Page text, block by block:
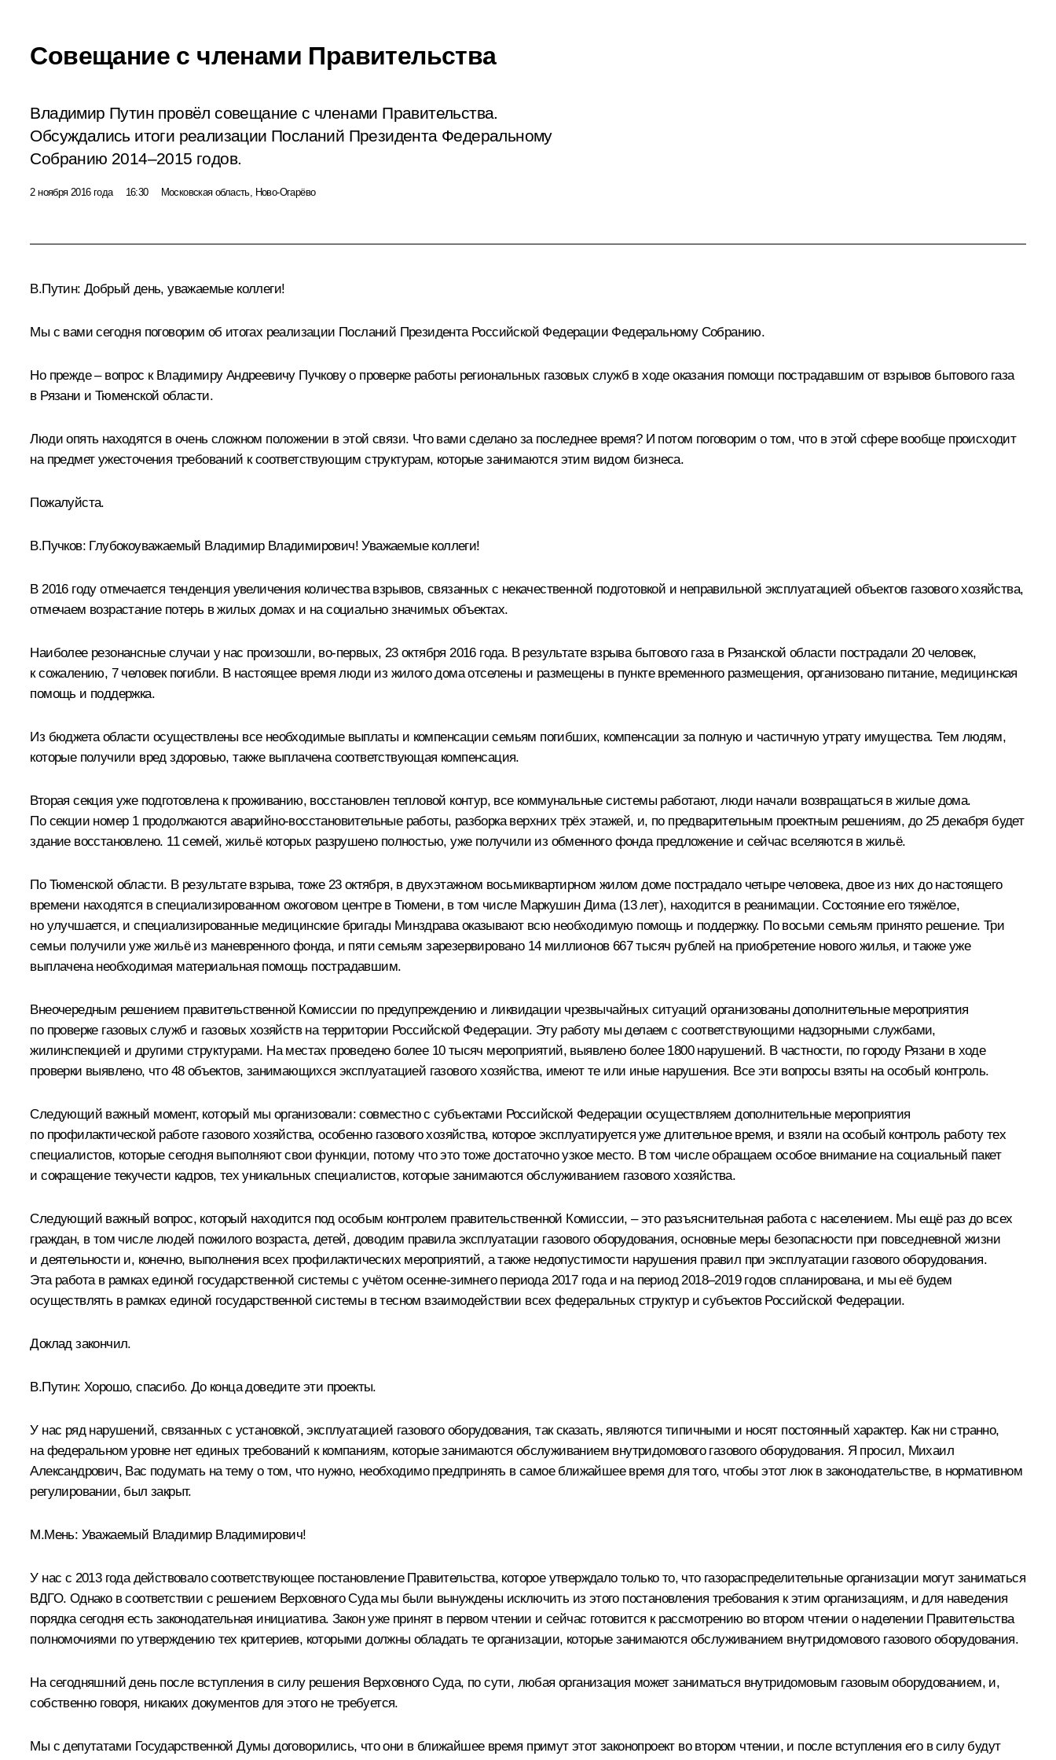
Совещание с членами Правительства
Владимир Путин провёл совещание с членами Правительства.
Обсуждались итоги реализации Посланий Президента Федеральному
Собранию 2014–2015 годов.
2 ноября 2016 года 16:30 Московская область, Ново-Огарёво
В.Путин: Добрый день, уважаемые коллеги!
Мы с вами сегодня поговорим об итогах реализации Посланий Президента Российской Федерации Федеральному Собранию.
Но прежде – вопрос к Владимиру Андреевичу Пучкову о проверке работы региональных газовых служб в ходе оказания помощи пострадавшим от взрывов бытового газа
в Рязани и Тюменской области.
Люди опять находятся в очень сложном положении в этой связи. Что вами сделано за последнее время? И потом поговорим о том, что в этой сфере вообще происходит
на предмет ужесточения требований к соответствующим структурам, которые занимаются этим видом бизнеса.
Пожалуйста.
В.Пучков: Глубокоуважаемый Владимир Владимирович! Уважаемые коллеги!
В 2016 году отмечается тенденция увеличения количества взрывов, связанных с некачественной подготовкой и неправильной эксплуатацией объектов газового хозяйства,
отмечаем возрастание потерь в жилых домах и на социально значимых объектах.
Наиболее резонансные случаи у нас произошли, во‑первых, 23 октября 2016 года. В результате взрыва бытового газа в Рязанской области пострадали 20 человек,
к сожалению, 7 человек погибли. В настоящее время люди из жилого дома отселены и размещены в пункте временного размещения, организовано питание, медицинская
помощь и поддержка.
Из бюджета области осуществлены все необходимые выплаты и компенсации семьям погибших, компенсации за полную и частичную утрату имущества. Тем людям,
которые получили вред здоровью, также выплачена соответствующая компенсация.
Вторая секция уже подготовлена к проживанию, восстановлен тепловой контур, все коммунальные системы работают, люди начали возвращаться в жилые дома.
По секции номер 1 продолжаются аварийно-восстановительные работы, разборка верхних трёх этажей, и, по предварительным проектным решениям, до 25 декабря будет
здание восстановлено. 11 семей, жильё которых разрушено полностью, уже получили из обменного фонда предложение и сейчас вселяются в жильё.
По Тюменской области. В результате взрыва, тоже 23 октября, в двухэтажном восьмиквартирном жилом доме пострадало четыре человека, двое из них до настоящего
времени находятся в специализированном ожоговом центре в Тюмени, в том числе Маркушин Дима (13 лет), находится в реанимации. Состояние его тяжёлое,
но улучшается, и специализированные медицинские бригады Минздрава оказывают всю необходимую помощь и поддержку. По восьми семьям принято решение. Три
семьи получили уже жильё из маневренного фонда, и пяти семьям зарезервировано 14 миллионов 667 тысяч рублей на приобретение нового жилья, и также уже
выплачена необходимая материальная помощь пострадавшим.
Внеочередным решением правительственной Комиссии по предупреждению и ликвидации чрезвычайных ситуаций организованы дополнительные мероприятия
по проверке газовых служб и газовых хозяйств на территории Российской Федерации. Эту работу мы делаем с соответствующими надзорными службами,
жилинспекцией и другими структурами. На местах проведено более 10 тысяч мероприятий, выявлено более 1800 нарушений. В частности, по городу Рязани в ходе
проверки выявлено, что 48 объектов, занимающихся эксплуатацией газового хозяйства, имеют те или иные нарушения. Все эти вопросы взяты на особый контроль.
Следующий важный момент, который мы организовали: совместно с субъектами Российской Федерации осуществляем дополнительные мероприятия
по профилактической работе газового хозяйства, особенно газового хозяйства, которое эксплуатируется уже длительное время, и взяли на особый контроль работу тех
специалистов, которые сегодня выполняют свои функции, потому что это тоже достаточно узкое место. В том числе обращаем особое внимание на социальный пакет
и сокращение текучести кадров, тех уникальных специалистов, которые занимаются обслуживанием газового хозяйства.
Следующий важный вопрос, который находится под особым контролем правительственной Комиссии, – это разъяснительная работа с населением. Мы ещё раз до всех
граждан, в том числе людей пожилого возраста, детей, доводим правила эксплуатации газового оборудования, основные меры безопасности при повседневной жизни
и деятельности и, конечно, выполнения всех профилактических мероприятий, а также недопустимости нарушения правил при эксплуатации газового оборудования.
Эта работа в рамках единой государственной системы с учётом осенне-зимнего периода 2017 года и на период 2018–2019 годов спланирована, и мы её будем
осуществлять в рамках единой государственной системы в тесном взаимодействии всех федеральных структур и субъектов Российской Федерации.
Доклад закончил.
В.Путин: Хорошо, спасибо. До конца доведите эти проекты.
У нас ряд нарушений, связанных с установкой, эксплуатацией газового оборудования, так сказать, являются типичными и носят постоянный характер. Как ни странно,
на федеральном уровне нет единых требований к компаниям, которые занимаются обслуживанием внутридомового газового оборудования. Я просил, Михаил
Александрович, Вас подумать на тему о том, что нужно, необходимо предпринять в самое ближайшее время для того, чтобы этот люк в законодательстве, в нормативном
регулировании, был закрыт.
М.Мень: Уважаемый Владимир Владимирович!
У нас с 2013 года действовало соответствующее постановление Правительства, которое утверждало только то, что газораспределительные организации могут заниматься
ВДГО. Однако в соответствии с решением Верховного Суда мы были вынуждены исключить из этого постановления требования к этим организациям, и для наведения
порядка сегодня есть законодательная инициатива. Закон уже принят в первом чтении и сейчас готовится к рассмотрению во втором чтении о наделении Правительства
полномочиями по утверждению тех критериев, которыми должны обладать те организации, которые занимаются обслуживанием внутридомового газового оборудования.
На сегодняшний день после вступления в силу решения Верховного Суда, по сути, любая организация может заниматься внутридомовым газовым оборудованием, и,
собственно говоря, никаких документов для этого не требуется.
Мы с депутатами Государственной Думы договорились, что они в ближайшее время примут этот законопроект во втором чтении, и после вступления его в силу будут